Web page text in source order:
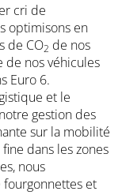
cri de
optimisons en
de CO2 de nos
de nos véhicules
Euro 6.
et le
gestion des
sur la mobilité
dans les zones
nous
fourgonnettes et